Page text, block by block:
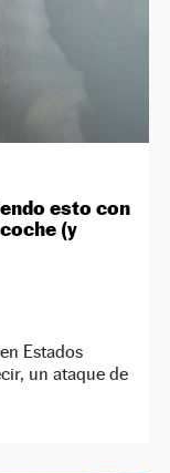
esto con
(y
Estados
un ataque de